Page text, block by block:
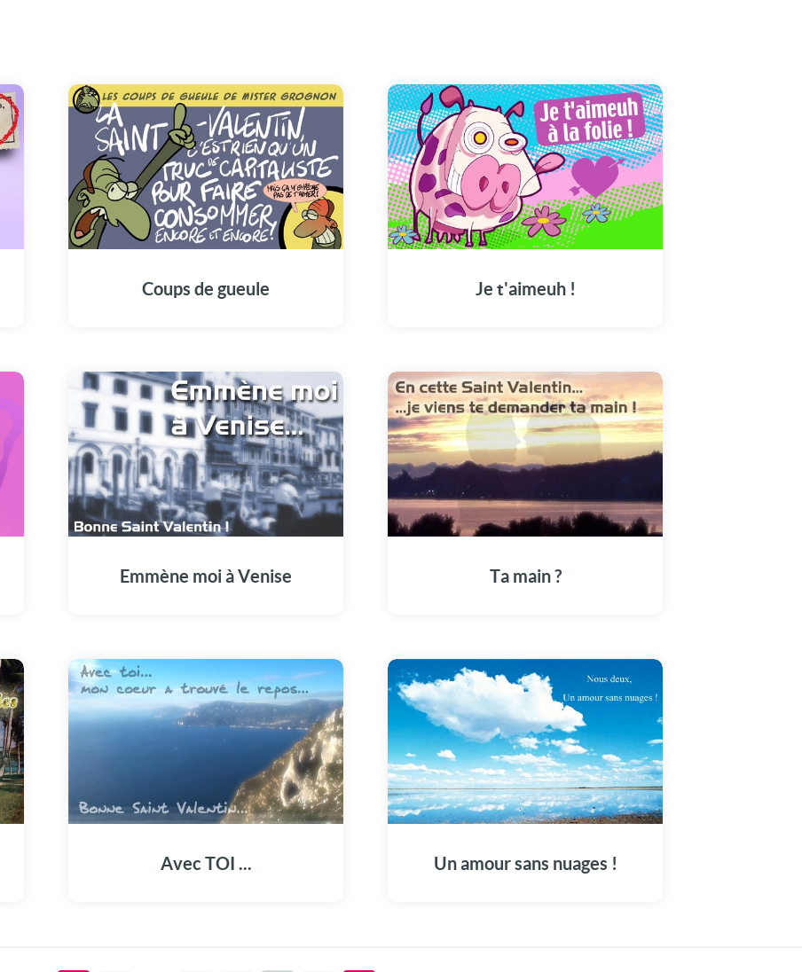
Coups de gueule Je t'aimeuh !
Emmène moi à Venise Ta main ?
Avec TOI ... Un amour sans nuages !